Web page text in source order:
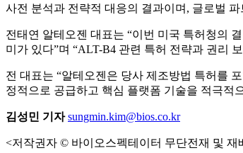
사전 분석과 전략적 대응의 결과이며, 글로벌
전태연 알테오젠 대표는 “이번 미국 특허청의
미가 있다”며 “ALT-B4 관련 특허 전략과 권리
전 대표는 “알테오젠은 당사 제조방법 특허를
정적으로 공급하고 핵심 플랫폼 기술을 적극적
김성민 기자 sungmin.kim@bios.co.kr
<저작권자 © 바이오스펙테이터 무단전재 및 재